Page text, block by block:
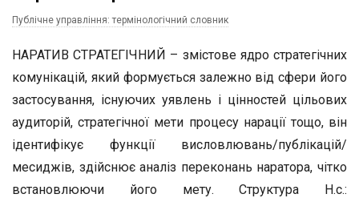
Публічне управління: термінологічний словник
НАРАТИВ СТРАТЕГІЧНИЙ – змістове ядро стратегічних
комунікацій, який формується залежно від сфери його
застосування, існуючих уявлень і цінностей цільових
аудиторій, стратегічної мети процесу нарації тощо, він
ідентифікує функції висловлювань/публікацій/
месиджів, здійснює аналіз переконань наратора, чітко
встановлюючи його мету. Структура Н.с.: